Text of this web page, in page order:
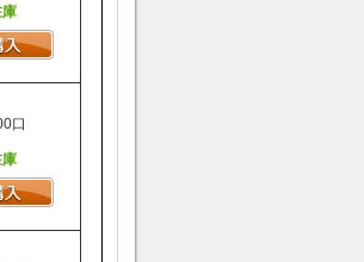
口